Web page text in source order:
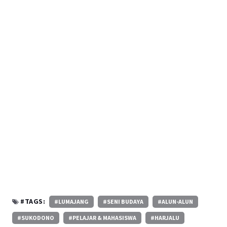
#TAGS: #LUMAJANG #SENI BUDAYA #ALUN-ALUN
#SUKODONO #PELAJAR & MAHASISWA #HARJALU